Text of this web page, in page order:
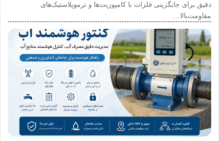
دقیق برای جایگزینی فلزات با کامپوزیت‌ها و ترموپلاستیک‌های
مقاومت‌بالا…